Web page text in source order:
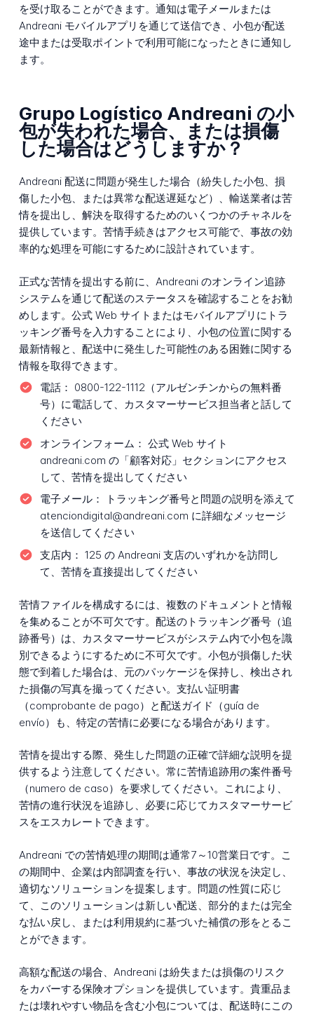
を受け取ることができます。通知は電子メールまたは
Andreani モバイルアプリを通じて送信でき、小包が配送
途中または受取ポイントで利用可能になったときに通知し
ます。
Grupo Logístico Andreani の小
包が失われた場合、または損傷
した場合はどうしますか？
Andreani 配送に問題が発生した場合（紛失した小包、損
傷した小包、または異常な配送遅延など）、輸送業者は苦
情を提出し、解決を取得するためのいくつかのチャネルを
提供しています。苦情手続きはアクセス可能で、事故の効
率的な処理を可能にするために設計されています。
正式な苦情を提出する前に、Andreani のオンライン追跡
システムを通じて配送のステータスを確認することをお勧
めします。公式 Web サイトまたはモバイルアプリにトラ
ッキング番号を入力することにより、小包の位置に関する
最新情報と、配送中に発生した可能性のある困難に関する
情報を取得できます。
電話： 0800-122-1112（アルゼンチンからの無料番
号）に電話して、カスタマーサービス担当者と話して
ください
オンラインフォーム： 公式 Web サイト
andreani.com の「顧客対応」セクションにアクセス
して、苦情を提出してください
電子メール：
トラッキング番号と問題の説明を添えて
atenciondigital@andreani.com に詳細なメッセージ
を送信してください
支店内： 125 の Andreani 支店のいずれかを訪問し
て、苦情を直接提出してください
苦情ファイルを構成するには、複数のドキュメントと情報
を集めることが不可欠です。配送のトラッキング番号（追
跡番号）は、カスタマーサービスがシステム内で小包を識
別できるようにするために不可欠です。小包が損傷した状
態で到着した場合は、元のパッケージを保持し、検出され
た損傷の写真を撮ってください。支払い証明書
（comprobante de pago）と配送ガイド（guía de
envío）も、特定の苦情に必要になる場合があります。
苦情を提出する際、発生した問題の正確で詳細な説明を提
供するよう注意してください。常に苦情追跡用の案件番号
（numero de caso）を要求してください。これにより、
苦情の進行状況を追跡し、必要に応じてカスタマーサービ
スをエスカレートできます。
Andreani での苦情処理の期間は通常7～10営業日です。こ
の期間中、企業は内部調査を行い、事故の状況を決定し、
適切なソリューションを提案します。問題の性質に応じ
て、このソリューションは新しい配送、部分的または完全
な払い戻し、または利用規約に基づいた補償の形をとるこ
とができます。
高額な配送の場合、Andreani は紛失または損傷のリスク
をカバーする保険オプションを提供しています。貴重品ま
たは壊れやすい物品を含む小包については、配送時にこの